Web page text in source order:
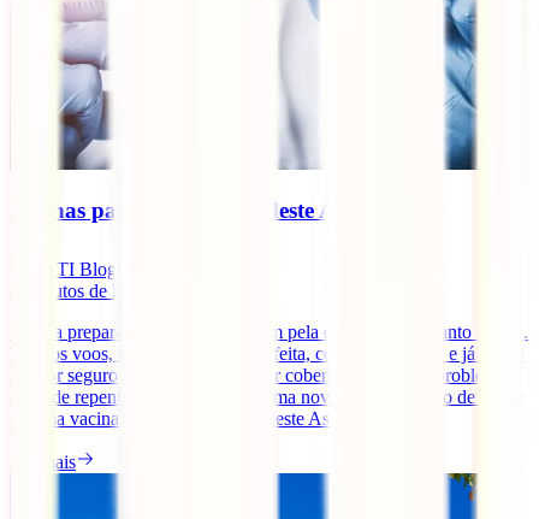
Vacinas para viajar ao Sudeste Asiático
IATI Blog
minutos de leitura
Estás a preparar essa grande viagem pela qual esperaste tanto tempo.
Tens os voos, a mala praticamente feita, compraste o guia e já tens o
melhor seguro de viagens para estar coberto em caso de problemas.
Mas, de repente, és assaltado por uma nova dúvida. Tenho de tomar
alguma vacina para viajar pelo Sudeste Asiático? [...]
Ler mais